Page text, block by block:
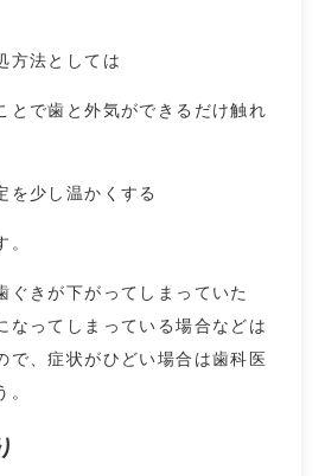
方法としては
とで歯と外気ができるだけ触れ
を少し温かくする
ぐきが下がってしまっていた
なってしまっている場合などは
で、症状がひどい場合は歯科医
。